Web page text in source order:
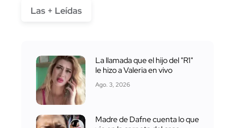
Las + Leídas
La llamada que el hijo del "R1"
le hizo a Valeria en vivo
Ago. 3, 2026
Madre de Dafne cuenta lo que